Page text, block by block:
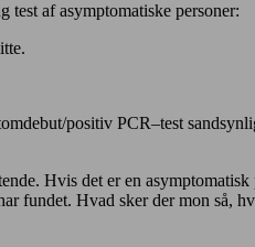
test af asymptomatiske personer:
positiv PCR–test
Hvis det er en asymptomatisk
fundet. Hvad sker der mon så,